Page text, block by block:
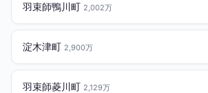
羽束師鴨川町 2,002万
淀木津町 2,900万
羽束師菱川町 2,129万